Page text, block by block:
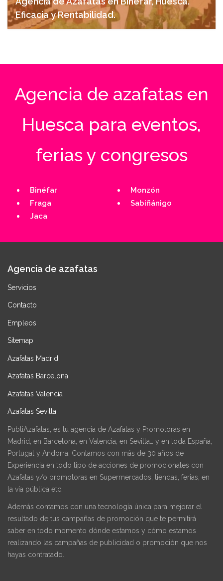
Eficacia y Rentabilidad.
Agencia de azafatas en
Huesca para eventos,
ferias y congresos
Binéfar
Fraga
Jaca
Monzón
Sabiñánigo
Agencia de azafatas
Servicios
Contacto
Empleos
Sitemap
Azafatas Madrid
Azafatas Barcelona
Azafatas Valencia
Azafatas Sevilla
PubliAzafatas, es tu agencia de Azafatas y Promotoras en
Madrid, en Barcelona, en Valencia, en Sevilla… y en toda España,
Portugal y Andorra. Contamos con más de 30 años de
Experiencia en todo tipo de acciones de promocionales con
Azafatas y/o promotoras en Supermercados, tiendas, ferias, en
la vía pública etc.
Además contamos con una tecnología única para mejorar el
resultado de tus campañas de promoción que te permitirá
saber en todo momento dónde estamos y cómo estamos
realizando las campañas de publicidad o promoción que nos
hayas contratado.